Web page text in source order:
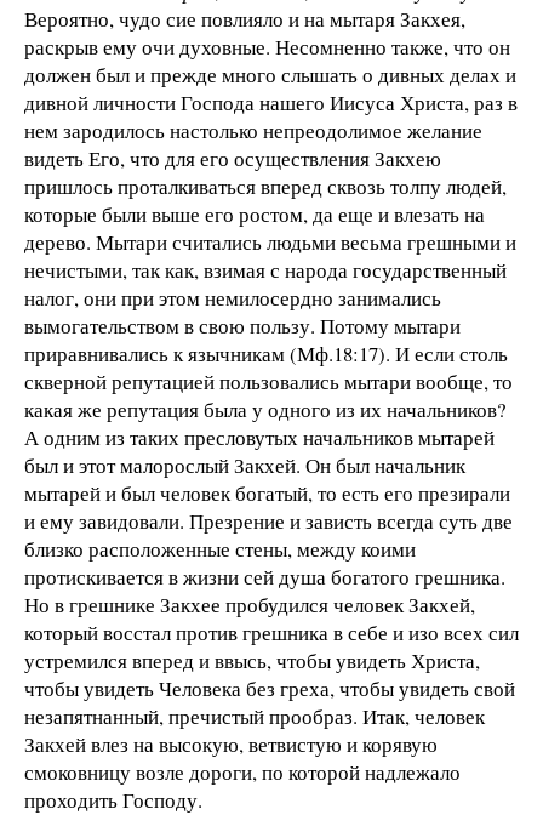
Вероятно, чудо сие повлияло и на мытаря Закхея,
раскрыв ему очи духовные. Несомненно также, что он
должен был и прежде много слышать о дивных делах и
дивной личности Господа нашего Иисуса Христа, раз в
нем зародилось настолько непреодолимое желание
видеть Его, что для его осуществления Закхею
пришлось проталкиваться вперед сквозь толпу людей,
которые были выше его ростом, да еще и влезать на
дерево. Мытари считались людьми весьма грешными и
нечистыми, так как, взимая с народа государственный
налог, они при этом немилосердно занимались
вымогательством в свою пользу. Потому мытари
приравнивались к язычникам (Мф.18:17). И если столь
скверной репутацией пользовались мытари вообще, то
какая же репутация была у одного из их начальников?
А одним из таких пресловутых начальников мытарей
был и этот малорослый Закхей. Он был начальник
мытарей и был человек богатый, то есть его презирали
и ему завидовали. Презрение и зависть всегда суть две
близко расположенные стены, между коими
протискивается в жизни сей душа богатого грешника.
Но в грешнике Закхее пробудился человек Закхей,
который восстал против грешника в себе и изо всех сил
устремился вперед и ввысь, чтобы увидеть Христа,
чтобы увидеть Человека без греха, чтобы увидеть свой
незапятнанный, пречистый прообраз. Итак, человек
Закхей влез на высокую, ветвистую и корявую
смоковницу возле дороги, по которой надлежало
проходить Господу.